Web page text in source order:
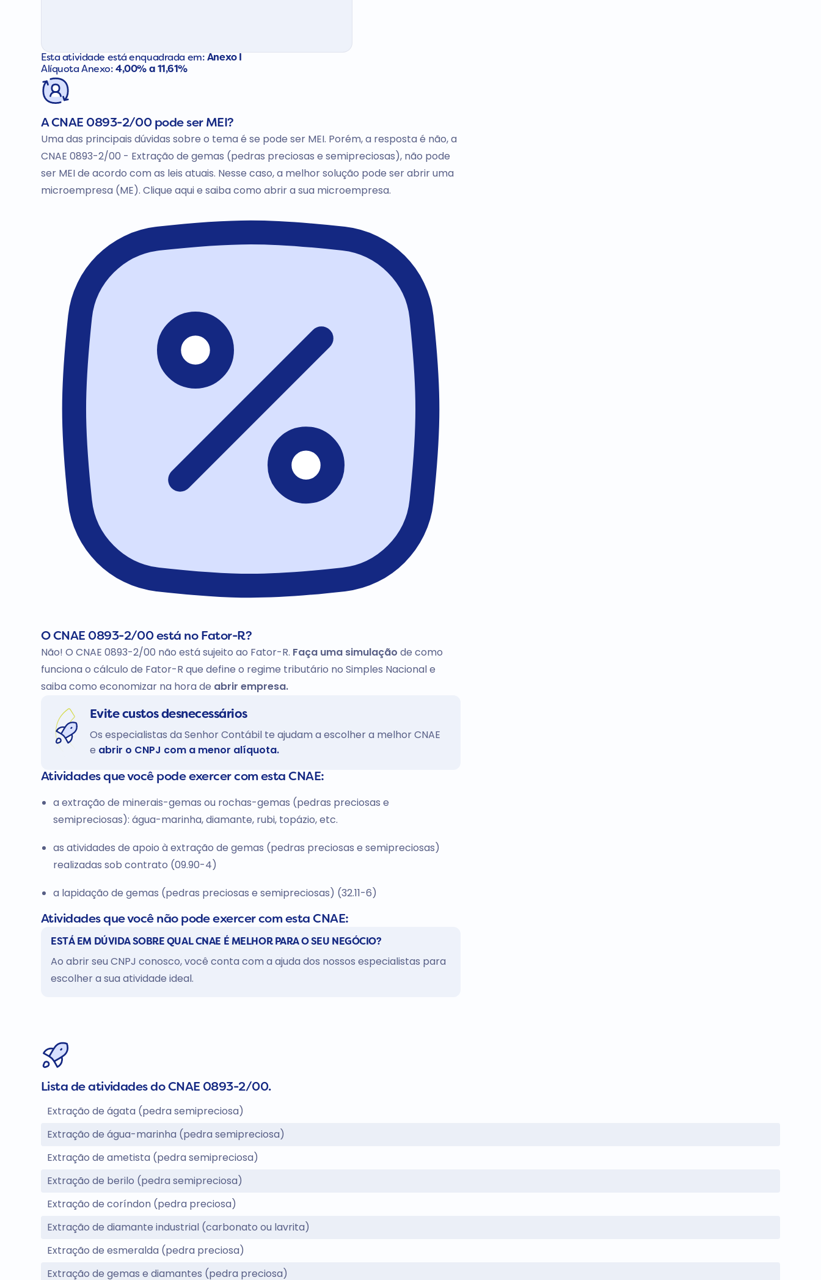
Esta atividade está enquadrada em: Anexo I
Alíquota Anexo:4,00% a 11,61%
A CNAE 0893-2/00 pode ser MEI?
Uma das principais dúvidas sobre o tema é se pode ser MEI. Porém, a resposta é não, a
CNAE 0893-2/00 - Extração de gemas (pedras preciosas e semipreciosas), não pode
ser MEI de acordo com as leis atuais. Nesse caso, a melhor solução pode ser abrir uma
microempresa (ME). Clique aqui e saiba como abrir a sua microempresa.
O CNAE 0893-2/00 está no Fator-R?
Não! O CNAE 0893-2/00 não está sujeito ao Fator-R. Faça uma simulação de como
funciona o cálculo de Fator-R que define o regime tributário no Simples Nacional e
saiba como economizar na hora de abrir empresa.
Evite custos desnecessários
Os especialistas da Senhor Contábil te ajudam a escolher a melhor CNAE
e abrir o CNPJ com a menor alíquota.
Atividades que você pode exercer com esta CNAE:
a extração de minerais-gemas ou rochas-gemas (pedras preciosas e
semipreciosas): água-marinha, diamante, rubi, topázio, etc.
as atividades de apoio à extração de gemas (pedras preciosas e semipreciosas)
realizadas sob contrato (09.90-4)
a lapidação de gemas (pedras preciosas e semipreciosas) (32.11-6)
Atividades que você não pode exercer com esta CNAE:
ESTÁ EM DÚVIDA SOBRE QUAL CNAE É MELHOR PARA O SEU NEGÓCIO?
Ao abrir seu CNPJ conosco, você conta com a ajuda dos nossos especialistas para
escolher a sua atividade ideal.
Lista de atividades do CNAE 0893-2/00.
Extração de ágata (pedra semipreciosa)
Extração de água-marinha (pedra semipreciosa)
Extração de ametista (pedra semipreciosa)
Extração de berilo (pedra semipreciosa)
Extração de coríndon (pedra preciosa)
Extração de diamante industrial (carbonato ou lavrita)
Extração de esmeralda (pedra preciosa)
Extração de gemas e diamantes (pedra preciosa)